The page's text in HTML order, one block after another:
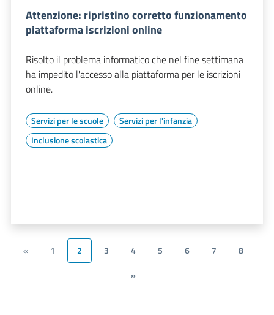
Attenzione: ripristino corretto funzionamento
piattaforma iscrizioni online
Risolto il problema informatico che nel fine settimana
ha impedito l'accesso alla piattaforma per le iscrizioni
online.
Servizi per le scuole
Servizi per l'infanzia
Inclusione scolastica
« 1 2 3 4 5 6 7
8
»